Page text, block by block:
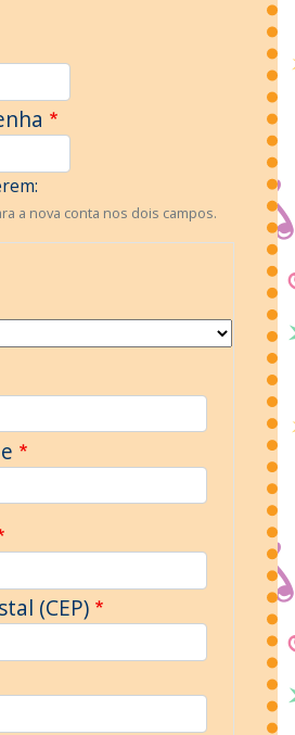
a nova conta nos dois campos.
(CEP)